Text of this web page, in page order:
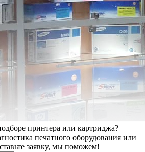
принтера или картриджа?
печатного оборудования или
заявку, мы поможем!